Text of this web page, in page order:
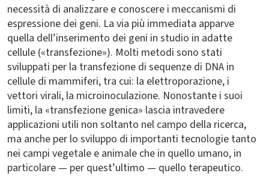
necessità di analizzare e conoscere i meccanismi di
espressione dei geni. La via più immediata apparve
quella dell’inserimento dei geni in studio in adatte
cellule («transfezione»). Molti metodi sono stati
sviluppati per la transfezione di sequenze di DNA in
cellule di mammiferi, tra cui: la elettroporazione, i
vettori virali, la microinoculazione. Nonostante i suoi
limiti, la «transfezione genica» lascia intravedere
applicazioni utili non soltanto nel campo della ricerca,
ma anche per lo sviluppo di importanti tecnologie tanto
nei campi vegetale e animale che in quello umano, in
particolare — per quest’ultimo — quello terapeutico.